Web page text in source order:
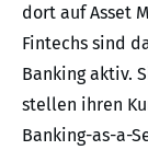
dort auf Asset
Fintechs sind
Banking aktiv.
stellen ihren
Banking-as-a-